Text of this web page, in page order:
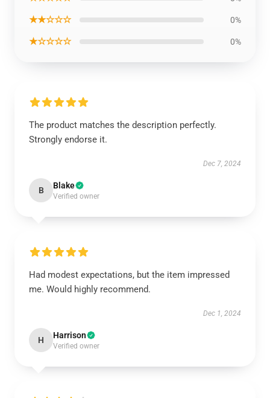
★★☆☆☆ 0%
★☆☆☆☆ 0%
The product matches the description perfectly.
Strongly endorse it.
Dec 7, 2024
B Blake
Verified owner
Had modest expectations, but the item impressed
me. Would highly recommend.
Dec 1, 2024
H Harrison
Verified owner